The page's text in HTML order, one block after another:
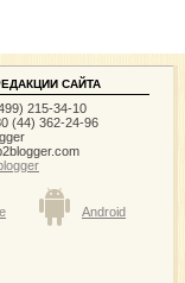
САЙТА
215-34-10
(44) 362-24-96
Android